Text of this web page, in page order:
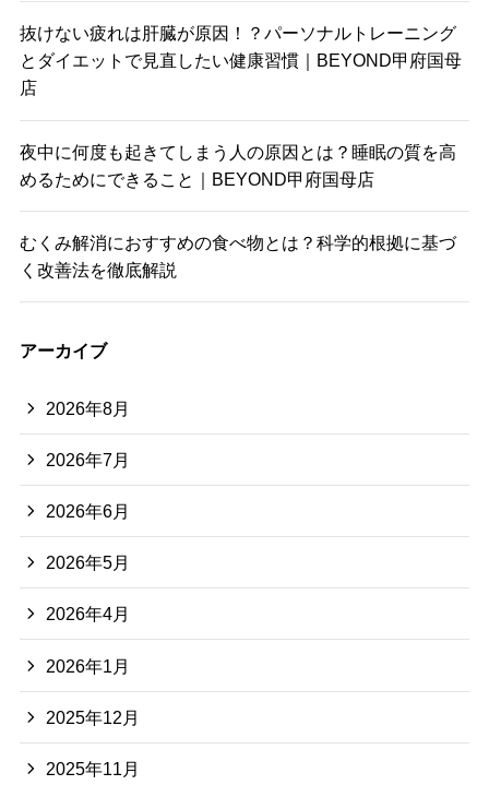
抜けない疲れは肝臓が原因！？パーソナルトレーニング
とダイエットで見直したい健康習慣｜BEYOND甲府国母
店
夜中に何度も起きてしまう人の原因とは？睡眠の質を高
めるためにできること｜BEYOND甲府国母店
むくみ解消におすすめの食べ物とは？科学的根拠に基づ
く改善法を徹底解説
アーカイブ
2026年8月
2026年7月
2026年6月
2026年5月
2026年4月
2026年1月
2025年12月
2025年11月